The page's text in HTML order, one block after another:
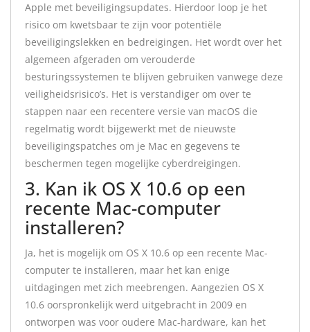
Apple met beveiligingsupdates. Hierdoor loop je het
risico om kwetsbaar te zijn voor potentiële
beveiligingslekken en bedreigingen. Het wordt over het
algemeen afgeraden om verouderde
besturingssystemen te blijven gebruiken vanwege deze
veiligheidsrisico’s. Het is verstandiger om over te
stappen naar een recentere versie van macOS die
regelmatig wordt bijgewerkt met de nieuwste
beveiligingspatches om je Mac en gegevens te
beschermen tegen mogelijke cyberdreigingen.
3. Kan ik OS X 10.6 op een
recente Mac-computer
installeren?
Ja, het is mogelijk om OS X 10.6 op een recente Mac-
computer te installeren, maar het kan enige
uitdagingen met zich meebrengen. Aangezien OS X
10.6 oorspronkelijk werd uitgebracht in 2009 en
ontworpen was voor oudere Mac-hardware, kan het